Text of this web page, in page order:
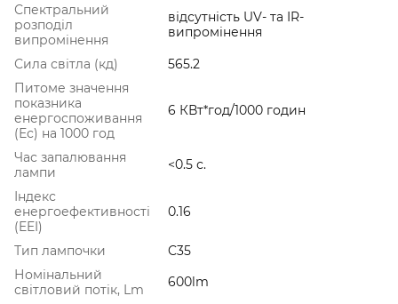
Спектральний
розподіл
випромінення
відсутність UV- та IR-
випромінення
Сила світла (кд)
565.2
Питоме значення
показника
енергоспоживання
(Ес) на 1000 год
6 КВт*год/1000 годин
Час запалювання
лампи
<0.5 с.
Індекс
енергоефективності
(EEI)
0.16
Тип лампочки
C35
Номінальний
світловий потік, Lm
600lm